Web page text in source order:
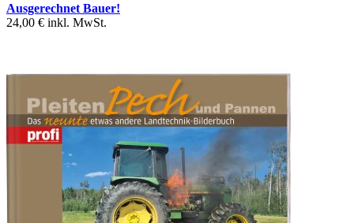
Ausgerechnet Bauer!
24,00 € inkl. MwSt.